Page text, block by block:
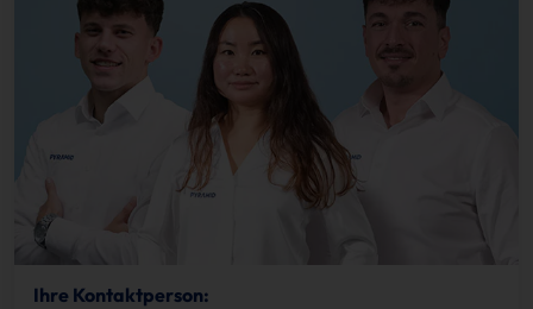
Ihre Kontaktperson: